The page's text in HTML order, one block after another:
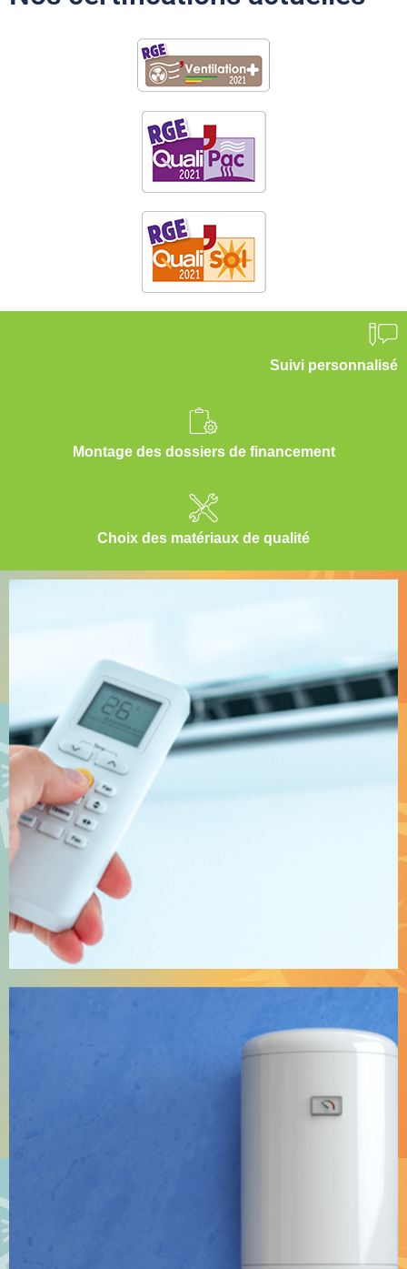
Suivi personnalisé
Montage des dossiers de financement
Choix des matériaux de qualité